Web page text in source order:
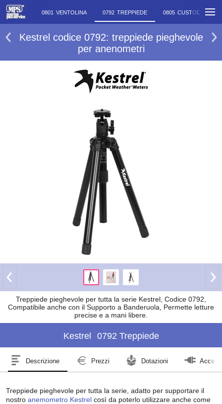
0801 VENTOLINA 0792 TREPPIEDE 0805 CUSTODIA
Kestrel codice 0792: treppiede pieghevole
per anenometri
Treppiede pieghevole per tutta la serie Kestrel, Codice 0792,
Compatibile anche con il Supporto a Banderuola, Permette letture
precise e a mani libere.
Kestrel 0792 Treppiede
Descrizione Prezzi Dotazioni
Treppiede pieghevole per tutta la serie, adatto per supportare il
nostro anemometro Kestrel così da poterlo utilizzare anche come